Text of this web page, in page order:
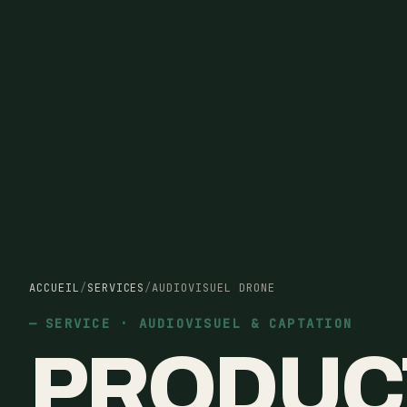
ACCUEIL/SERVICES/AUDIOVISUEL DRONE
SERVICE · AUDIOVISUEL & CAPTATION